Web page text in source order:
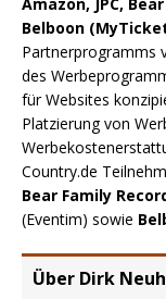
Belboon
Partnerprogramms
des
für Websites
Platzierung von
Country.de
Bear Family
(Eventim) sowie
Über Dirk